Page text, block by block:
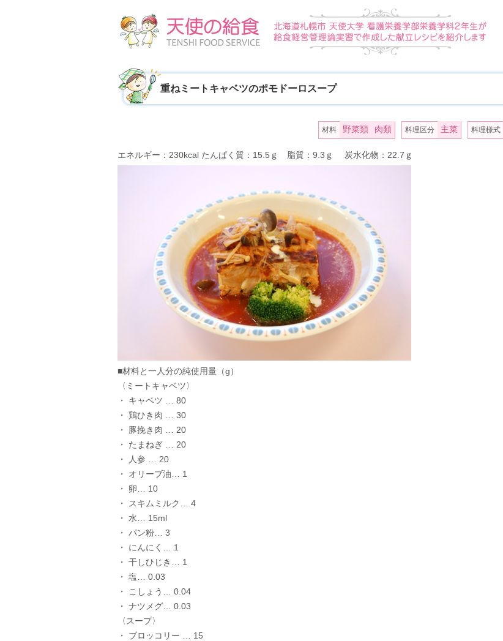
重ねミートキャベツのポモドーロスープ
材料 野菜類 肉類 料理区分 主菜 料理様式
エネルギー：230kcal たんぱく質：15.5ｇ 脂質：9.3ｇ 炭水化物：22.7ｇ
■材料と一人分の純使用量（g）
〈ミートキャベツ〉
・ キャベツ … 80
・ 鶏ひき肉 … 30
・ 豚挽き肉 … 20
・ たまねぎ … 20
・ 人参 … 20
・ オリーブ油… 1
・ 卵… 10
・ スキムミルク… 4
・ 水… 15ml
・ パン粉… 3
・ にんにく… 1
・ 干しひじき… 1
・ 塩… 0.03
・ こしょう… 0.04
・ ナツメグ… 0.03
〈スープ〉
・ ブロッコリー … 15